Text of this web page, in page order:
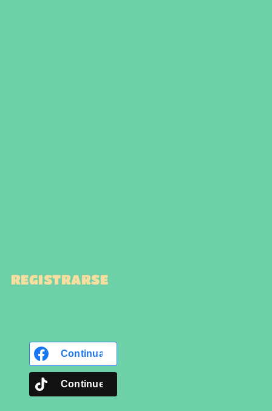
REGISTRARSE
Continua con
Continue with